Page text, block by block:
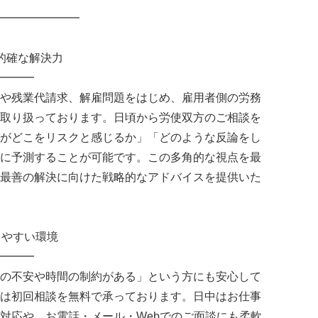
確な解決力
残業代請求、解雇問題をはじめ、雇用者側の労務
り扱っております。日頃から労使双方のご相談を
どこをリスクと感じるか」「どのような反論をし
予測することが可能です。この多角的な視点を最
善の解決に向けた戦略的なアドバイスを提供いた
すい環境
不安や時間の制約がある」という方にも安心して
初回相談を無料で承っております。日中はお仕事